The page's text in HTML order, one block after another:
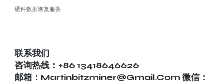
硬件数据恢复服务
联系我们
咨询热线：+86 13418646626
邮箱：martinbitzminer@gmail.com 微信：